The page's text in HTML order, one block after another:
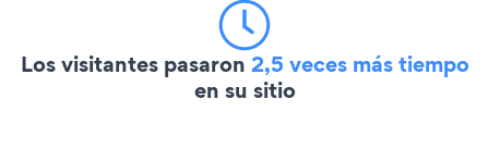
Los visitantes pasaron 2,5 veces más tiempo
en su sitio